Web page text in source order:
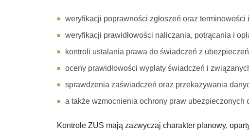
weryfikacji poprawności zgłoszeń oraz
weryfikacji prawidłowości naliczania, potrącania i
kontroli ustalania prawa do świadczeń z
oceny prawidłowości wypłaty świadczeń i
sprawdzenia zaświadczeń oraz przekazywania
a także wzmocnienia ochrony praw
Kontrole ZUS mają zazwyczaj charakter planowy,